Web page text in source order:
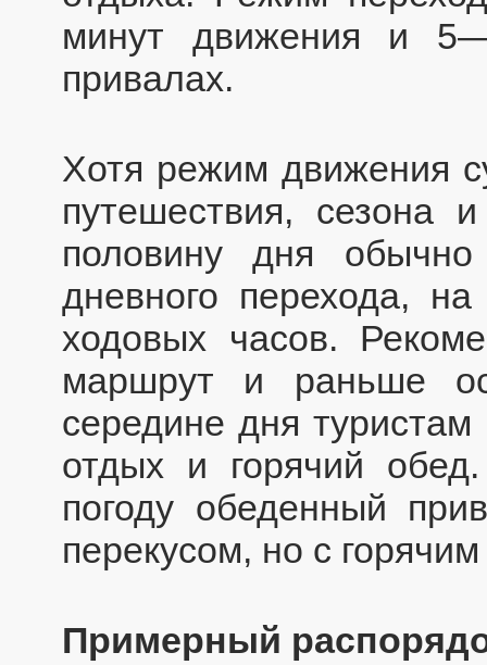
минут движения и
привалах.
Хотя режим движения
путешествия, сезона
половину дня
дневного перехода,
ходовых часов.
маршрут и раньше
середине дня
отдых и горячий
погоду обеденный
перекусом, но с
Примерный